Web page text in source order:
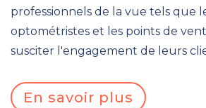
professionnels de la vue tels que
optométristes et les points de
susciter l'engagement de leurs
En savoir plus